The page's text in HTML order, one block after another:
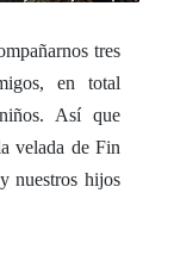
tres
en total
Así que
velada de Fin
nuestros hijos